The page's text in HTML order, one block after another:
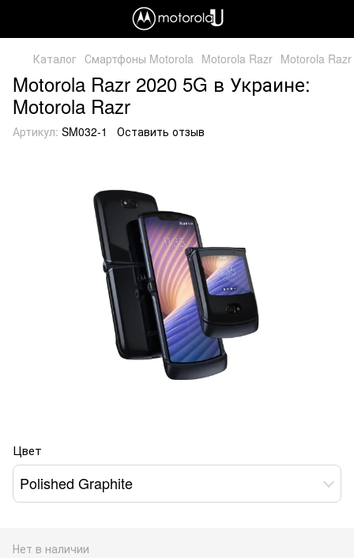
Каталог Смартфоны Motorola Motorola Razr Motorola
Motorola Razr 2020 5G в Украине:
Motorola Razr
Артикул: SM032-1 Оставить отзыв
Цвет
Polished Graphite
Нет в наличии